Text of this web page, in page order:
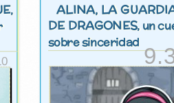
,
ALINA, LA
DE DRAGONES, un
sobre sinceridad